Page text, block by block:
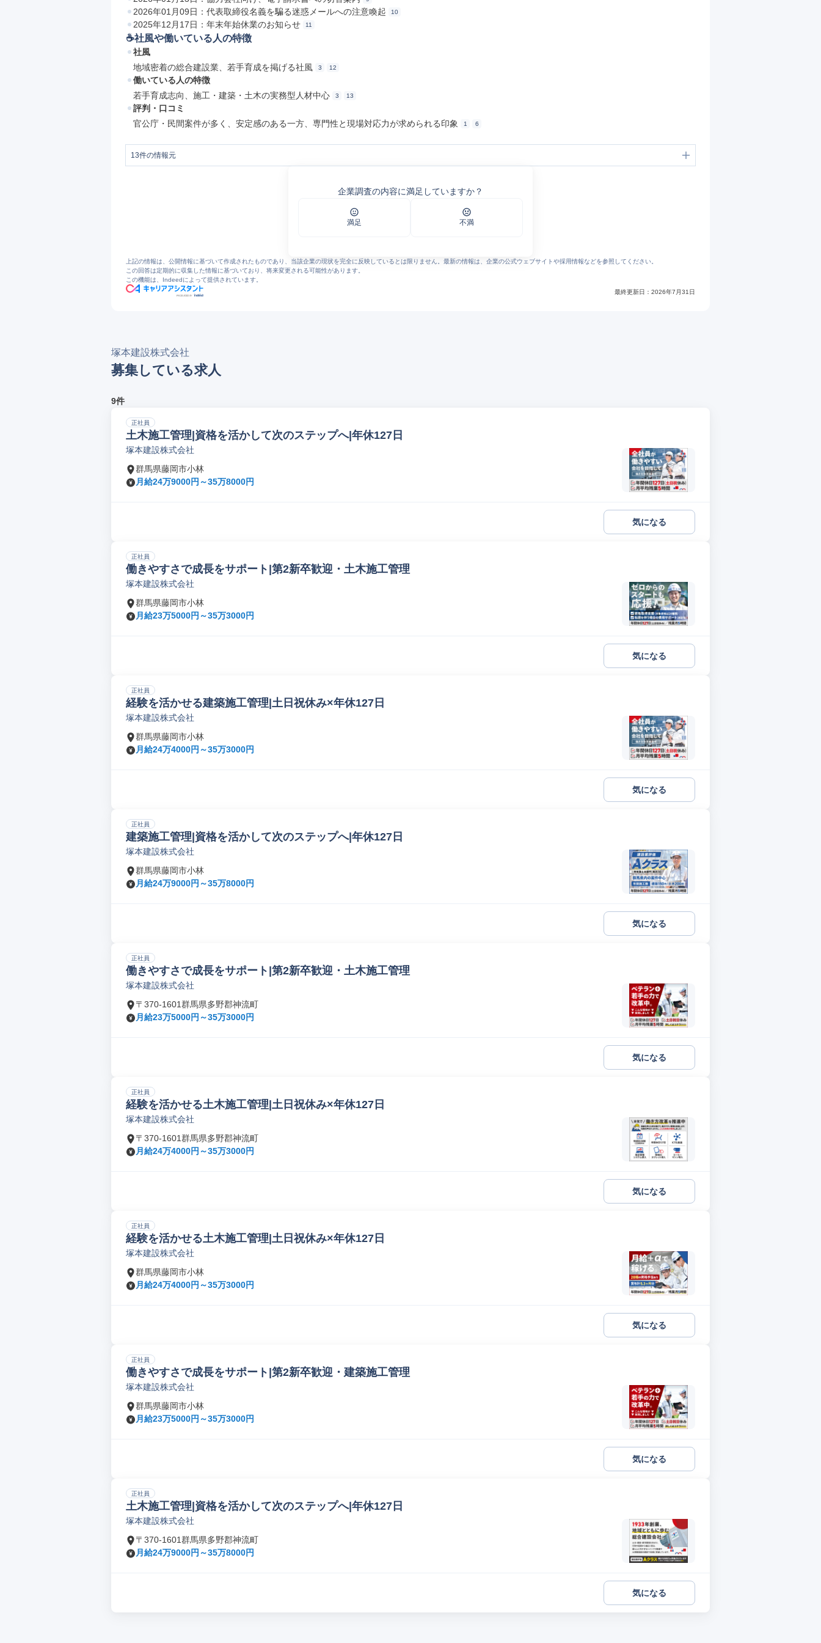
2026年01月09日：代表取締役名義を騙る迷惑メールへの注意喚起 10
2025年12月17日：年末年始休業のお知らせ 11
☕️社風や働いている人の特徴
社風
地域密着の総合建設業、若手育成を掲げる社風
3 12
働いている人の特徴
若手育成志向、施工・建築・土木の実務型人材中心
3 13
評判・口コミ
官公庁・民間案件が多く、安定感のある一方、専門性と現場対応力が求められる印象
1 6
13件の情報元
9
【協力会社の皆様へ】電子請求書への切り替えのご案内 | 塚本建設株式会社 | 総合建設業 | 群馬県藤岡市
10
【重要なお知らせ】当社代表取締役の名を騙った迷惑メールに関する注意喚起 | 塚本建設株式会社 | 総合建設業 | 群馬県藤岡市
11
news | 塚本建設株式会社 | 総合建設業 | 群馬県藤岡市
12
塚本建設株式会社 採用サイト｜総合建設業｜群馬県藤岡市
企業調査の内容に満足していますか？
満足 不満
上記の情報は、公開情報に基づいて作成されたものであり、当該企業の現状を完全に反映しているとは限りません。最新の情報は、企業の公式ウェブサイトや採用情報などを参照してください。
この回答は定期的に収集した情報に基づいており、将来変更される可能性があります。
この機能は、Indeedによって提供されています。
最終更新日： 2026年7月31日
塚本建設株式会社
募集している求人
9件
正社員
土木施工管理|資格を活かして次のステップへ|年休127日
塚本建設株式会社
群馬県藤岡市小林
月給24万9000円～35万8000円
気になる
正社員
働きやすさで成長をサポート|第2新卒歓迎・土木施工管理
塚本建設株式会社
群馬県藤岡市小林
月給23万5000円～35万3000円
気になる
正社員
経験を活かせる建築施工管理|土日祝休み×年休127日
塚本建設株式会社
群馬県藤岡市小林
月給24万4000円～35万3000円
気になる
正社員
建築施工管理|資格を活かして次のステップへ|年休127日
塚本建設株式会社
群馬県藤岡市小林
月給24万9000円～35万8000円
気になる
正社員
働きやすさで成長をサポート|第2新卒歓迎・土木施工管理
塚本建設株式会社
〒370-1601群馬県多野郡神流町
月給23万5000円～35万3000円
気になる
正社員
経験を活かせる土木施工管理|土日祝休み×年休127日
塚本建設株式会社
〒370-1601群馬県多野郡神流町
月給24万4000円～35万3000円
気になる
正社員
経験を活かせる土木施工管理|土日祝休み×年休127日
塚本建設株式会社
群馬県藤岡市小林
月給24万4000円～35万3000円
気になる
正社員
働きやすさで成長をサポート|第2新卒歓迎・建築施工管理
塚本建設株式会社
群馬県藤岡市小林
月給23万5000円～35万3000円
気になる
正社員
土木施工管理|資格を活かして次のステップへ|年休127日
塚本建設株式会社
〒370-1601群馬県多野郡神流町
月給24万9000円～35万8000円
気になる